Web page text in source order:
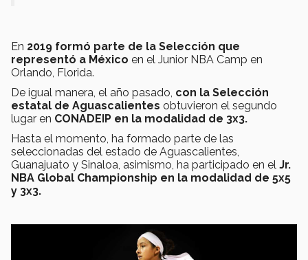
En 2019 formó parte de la Selección que
representó a México en el Junior NBA Camp en
Orlando, Florida.
De igual manera, el año pasado, con la Selección
estatal de Aguascalientes obtuvieron el segundo
lugar en CONADEIP en la modalidad de 3x3.
Hasta el momento, ha formado parte de las
seleccionadas del estado de Aguascalientes,
Guanajuato y Sinaloa, asimismo, ha participado en el Jr.
NBA Global Championship en la modalidad de 5x5
y 3x3.